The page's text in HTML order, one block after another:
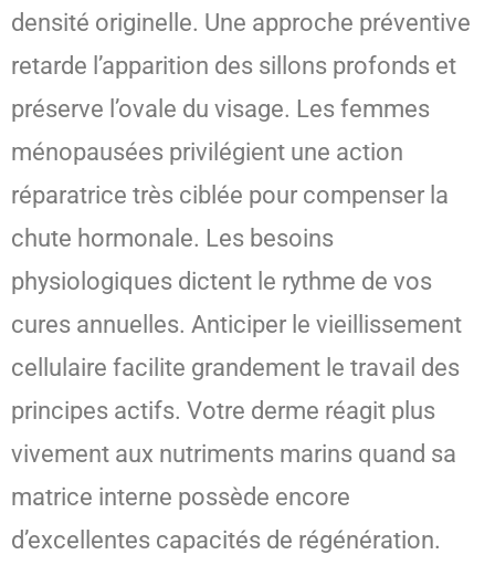
densité originelle. Une approche préventive
retarde l’apparition des sillons profonds et
préserve l’ovale du visage. Les femmes
ménopausées privilégient une action
réparatrice très ciblée pour compenser la
chute hormonale. Les besoins
physiologiques dictent le rythme de vos
cures annuelles. Anticiper le vieillissement
cellulaire facilite grandement le travail des
principes actifs. Votre derme réagit plus
vivement aux nutriments marins quand sa
matrice interne possède encore
d’excellentes capacités de régénération.